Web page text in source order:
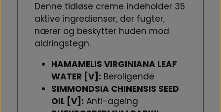
Denne tidløse creme indeholder 35
aktive ingredienser, der fugter,
nærer og beskytter huden mod
aldringstegn.
HAMAMELIS VIRGINIANA LEAF
WATER [V]: Beroligende
SIMMONDSIA CHINENSIS SEED
OIL [V]: Anti-ageing